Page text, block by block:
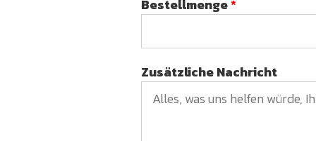
Bestellmenge*
Zusätzliche Nachricht